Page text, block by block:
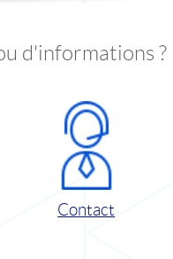
d'informations ?
Contact